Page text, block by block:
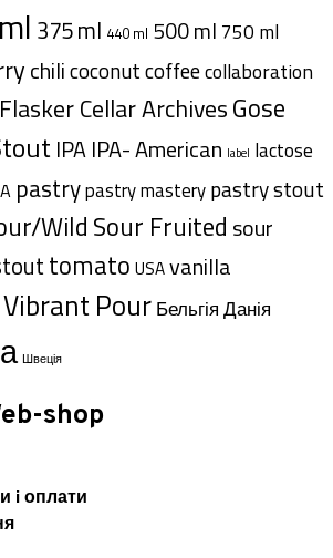
375 ml 440 ml 500 ml 750 ml
chilicoconutcoffeecollaboration
Flasker Cellar ArchivesGose
IPA IPA- American label lactose
pastrypastry masterypastry stout
WildSour Fruited sour
tomato USAvanilla
Vibrant PourБельгіяДанія
Швеція
shop
i оплати